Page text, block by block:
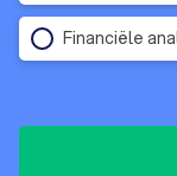
Financiële